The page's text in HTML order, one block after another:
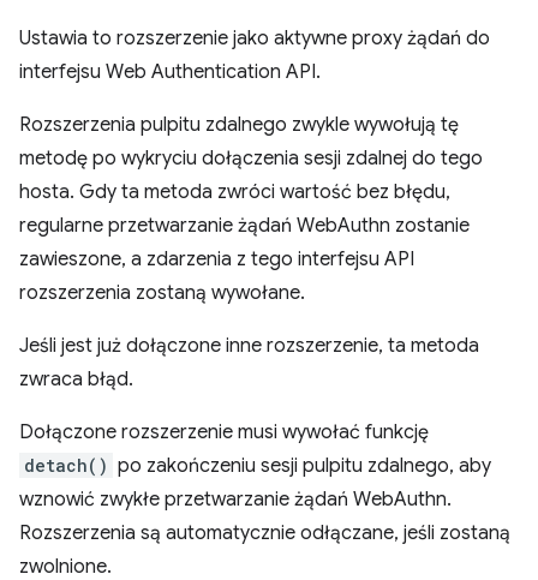
Ustawia to rozszerzenie jako aktywne proxy żądań do
interfejsu Web Authentication API.
Rozszerzenia pulpitu zdalnego zwykle wywołują tę
metodę po wykryciu dołączenia sesji zdalnej do tego
hosta. Gdy ta metoda zwróci wartość bez błędu,
regularne przetwarzanie żądań WebAuthn zostanie
zawieszone, a zdarzenia z tego interfejsu API
rozszerzenia zostaną wywołane.
Jeśli jest już dołączone inne rozszerzenie, ta metoda
zwraca błąd.
Dołączone rozszerzenie musi wywołać funkcję
detach() po zakończeniu sesji pulpitu zdalnego, aby
wznowić zwykłe przetwarzanie żądań WebAuthn.
Rozszerzenia są automatycznie odłączane, jeśli zostaną
zwolnione.